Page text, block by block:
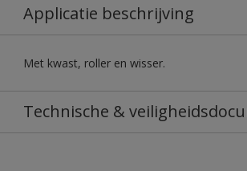
Applicatie beschrijving
Met kwast, roller en wisser.
Technische &